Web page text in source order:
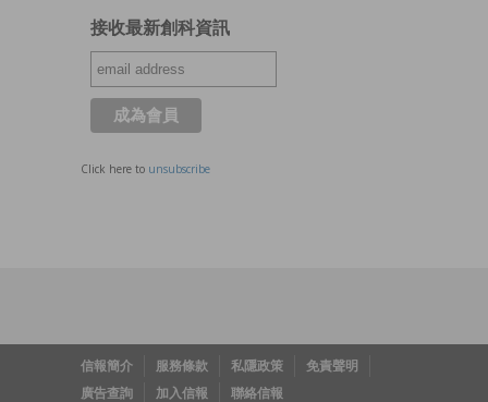
接收最新創科資訊
Click here to unsubscribe
信報簡介 服務條款 私隱政策
免責聲明
廣告查詢
加入信報 聯絡信報